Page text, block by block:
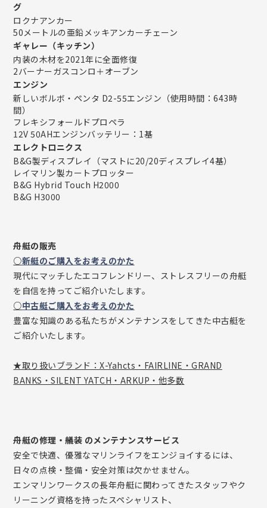
グ
ロクナアンカー
50メートルの亜鉛メッキアンカーチェーン
ギャレー（キッチン）
内装の木材を2021年に全面修復
2バーナーガスコンロ＋オーブン
エンジン
新しいボルボ・ペンタ D2-55エンジン（使用時間：643時
間）
フレキシフォールドプロペラ
12V 50AHエンジンバッテリー：1基
エレクトロニクス
B&G製ディスプレイ（マストに20/20ディスプレイ4基）
レイマリン製カートプロッター
B&G Hybrid Touch H2000
B&G H3000
舟艇の販売
○新艇のご購入をお考えのかた
現代にマッチしたエコフレンドリー、ストレスフリーの舟艇
を自信を持ってご紹介いたします。
○中古艇ご購入をお考えのかた
豊富な知識のある私たちがメンテナンスをしてきた中古艇を
ご紹介いたします。
★取り扱いブランド：X-Yahcts・FAIRLINE・GRAND
BANKS・SILENT YATCH・ARKUP・他多数
舟艇の修理・艤装 のメンテナンスサービス
安全で快適、優雅なマリンライフをエンジョイするには、
日々の点検・整備・安全対策は欠かせません。
エンマリンワークスの長年舟艇に関わってきたスタッフやク
リーニング資格を持ったスペシャリスト、